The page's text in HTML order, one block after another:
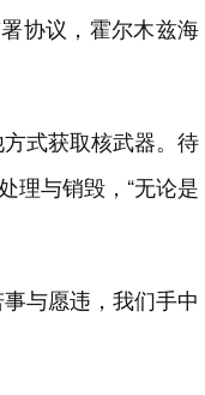
协议，霍尔木兹海
式获取核武器。待
理与销毁，“无论是
与愿违，我们手中